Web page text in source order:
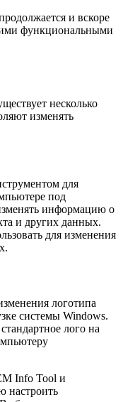
и вскоре
функциональными
несколько
изменять
для
под
информацию о
и других данных.
для изменения
логотипа
системы Windows.
лого на
Info Tool и
настроить